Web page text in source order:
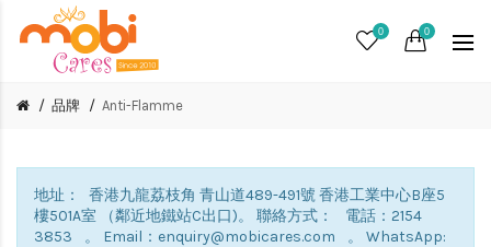
0 0
品牌 Anti-Flamme
地址： 香港九龍荔枝角 青山道489-491號 香港工業中心B座5
樓501A室 （鄰近地鐵站C出口)。 聯絡方式： 電話：2154
3853 。 Email：enquiry@mobicares.com 。 WhatsApp: